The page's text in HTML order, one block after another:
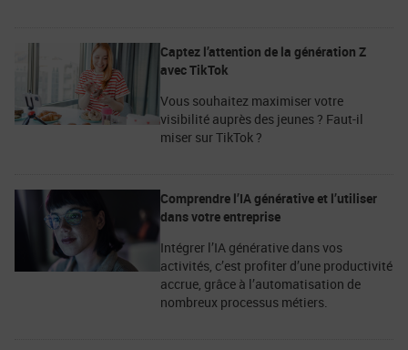
Captez l’attention de la génération Z
avec TikTok
Vous souhaitez maximiser votre
visibilité auprès des jeunes ? Faut-il
miser sur TikTok ?
Comprendre l’IA générative et l’utiliser
dans votre entreprise
Intégrer l’IA générative dans vos
activités, c’est profiter d’une productivité
accrue, grâce à l’automatisation de
nombreux processus métiers.